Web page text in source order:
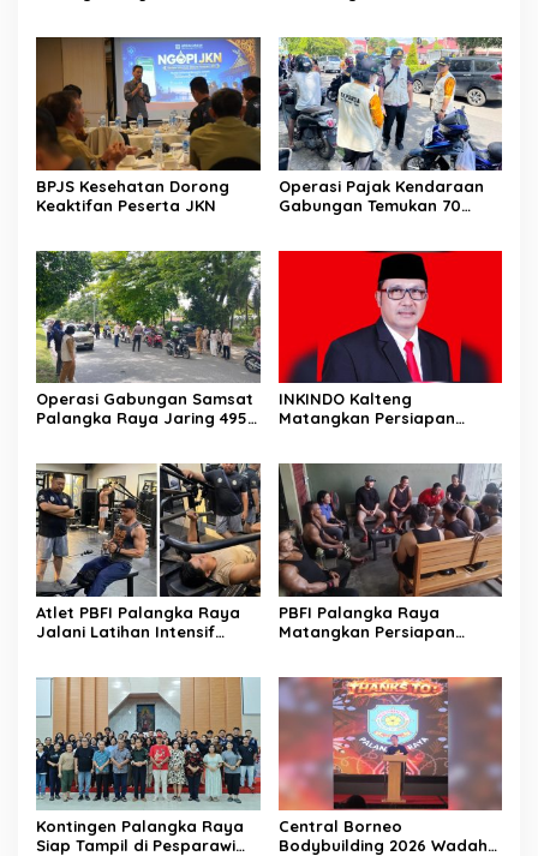
BPJS Kesehatan Dorong
Keaktifan Peserta JKN
Operasi Pajak Kendaraan
Gabungan Temukan 70
Operasi Gabungan Samsat
Palangka Raya Jaring 495
INKINDO Kalteng
Matangkan Persiapan
Atlet PBFI Palangka Raya
Jalani Latihan Intensif
PBFI Palangka Raya
Matangkan Persiapan
Kontingen Palangka Raya
Siap Tampil di Pesparawi
Central Borneo
Bodybuilding 2026 Wadah